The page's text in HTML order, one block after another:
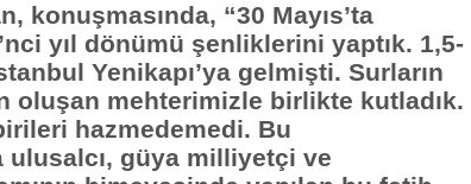
konuşmasında, “30 Mayıs’ta
yıl dönümü şenliklerini yaptık. 1,5-
Yenikapı’ya gelmişti. Surların
oluşan mehterimizle birlikte kutladık.
hazmedemedi. Bu
ulusalcı, güya milliyetçi ve